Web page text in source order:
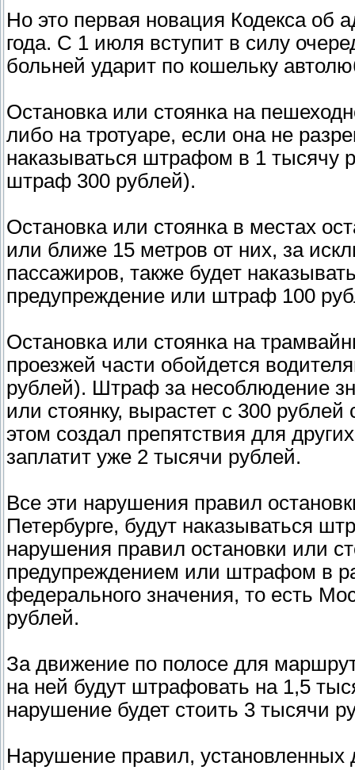
Но это первая новация Кодекса об
года. С 1 июля вступит в силу
больней ударит по кошельку
Остановка или стоянка на
либо на тротуаре, если она не
наказываться штрафом в 1 тысячу
штраф 300 рублей).
Остановка или стоянка в местах
или ближе 15 метров от них, за
пассажиров, также будет
предупреждение или штраф 100
Остановка или стоянка на
проезжей части обойдется
рублей). Штраф за несоблюдение
или стоянку, вырастет с 300
этом создал препятствия для
заплатит уже 2 тысячи рублей.
Все эти нарушения правил
Петербурге, будут наказываться
нарушения правил остановки или
предупреждением или штрафом в
федерального значения, то есть
рублей.
За движение по полосе для
на ней будут штрафовать на 1,5
нарушение будет стоить 3 тысячи
Нарушение правил,